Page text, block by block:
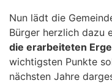
Nun lädt die
Bürger herzlich dazu
die erarbeiteten
wichtigsten Punkte
nächsten Jahre